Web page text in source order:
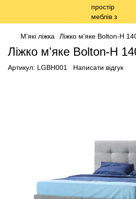
М'які ліжка Ліжко м'яке Bolton-H
Ліжко м'яке Bolton-H
Артикул: LGBH001 Написати відгук